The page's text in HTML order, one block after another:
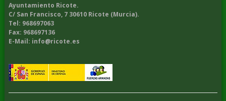
Ayuntamiento Ricote.
C/ San Francisco, 7 30610 Ricote (Murcia).
Tel: 968697063
Fax: 968697136
E-Mail: info@ricote.es